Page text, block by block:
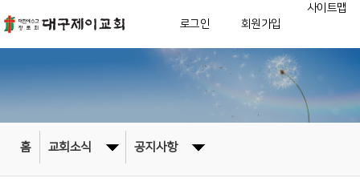
로그인 회원가입
사이트맵
홈 교회소식 공지사항